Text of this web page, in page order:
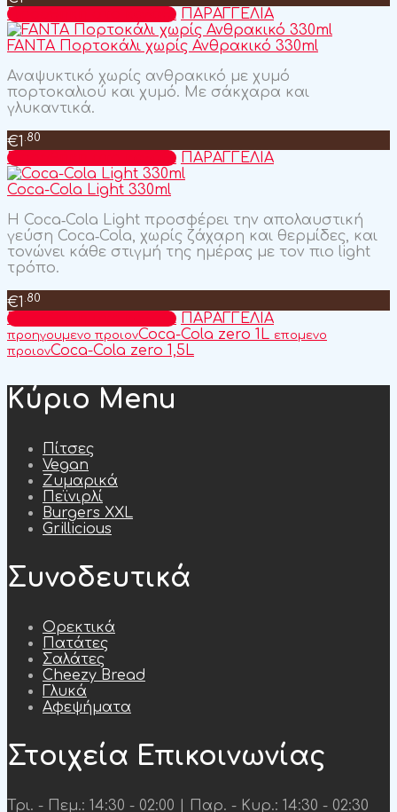
Προσθήκη στο καλάθι ΠΑΡΑΓΓΕΛΙΑ
FANTA Πορτοκάλι χωρίς Ανθρακικό 330ml
Αναψυκτικό χωρίς ανθρακικό με χυμό
πορτοκαλιού και χυμό. Με σάκχαρα και
γλυκαντικά.
€ 1 .80
Προσθήκη στο καλάθι ΠΑΡΑΓΓΕΛΙΑ
Coca-Cola Light 330ml
H Coca‑Cola Light προσφέρει την απολαυστική
γεύση Coca‑Cola, χωρίς ζάχαρη και θερμίδες, και
τονώνει κάθε στιγμή της ημέρας με τον πιο light
τρόπο.
€1 .80
Προσθήκη στο καλάθι ΠΑΡΑΓΓΕΛΙΑ
προηγουμενο προιονCoca-Cola zero 1L επομενο
προιονCoca-Cola zero 1,5L
Κύριο Menu
Πίτσες
Vegan
Ζυμαρικά
Πεϊνιρλί
Burgers XXL
Grillicious
Συνοδευτικά
Ορεκτικά
Πατάτες
Σαλάτες
Cheezy Bread
Γλυκά
Αφεψήματα
Στοιχεία Επικοινωνίας
Τρι. - Πεμ.: 14:30 - 02:00 | Παρ. - Κυρ.: 14:30 - 02:30